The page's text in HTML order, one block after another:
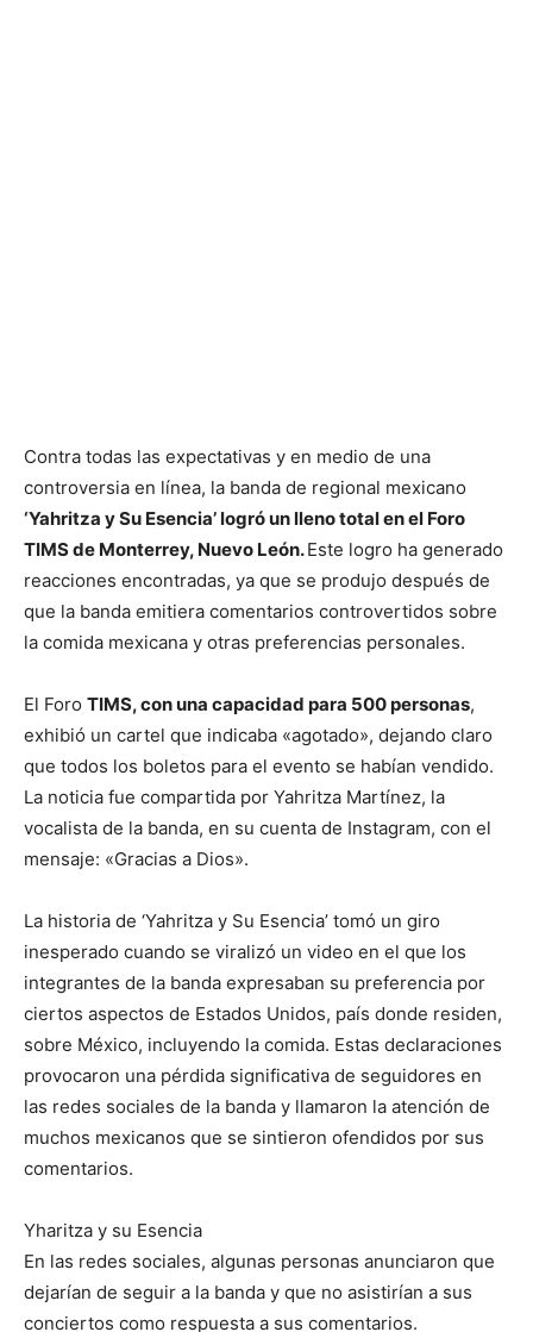
Contra todas las expectativas y en medio de una
controversia en línea, la banda de regional mexicano
‘Yahritza y Su Esencia’ logró un lleno total en el Foro
TIMS de Monterrey, Nuevo León.Este logro ha generado
reacciones encontradas, ya que se produjo después de
que la banda emitiera comentarios controvertidos sobre
la comida mexicana y otras preferencias personales.
El Foro TIMS, con una capacidad para 500 personas,
exhibió un cartel que indicaba «agotado», dejando claro
que todos los boletos para el evento se habían vendido.
La noticia fue compartida por Yahritza Martínez, la
vocalista de la banda, en su cuenta de Instagram, con el
mensaje: «Gracias a Dios».
La historia de ‘Yahritza y Su Esencia’ tomó un giro
inesperado cuando se viralizó un video en el que los
integrantes de la banda expresaban su preferencia por
ciertos aspectos de Estados Unidos, país donde residen,
sobre México, incluyendo la comida. Estas declaraciones
provocaron una pérdida significativa de seguidores en
las redes sociales de la banda y llamaron la atención de
muchos mexicanos que se sintieron ofendidos por sus
comentarios.
Yharitza y su Esencia
En las redes sociales, algunas personas anunciaron que
dejarían de seguir a la banda y que no asistirían a sus
conciertos como respuesta a sus comentarios.